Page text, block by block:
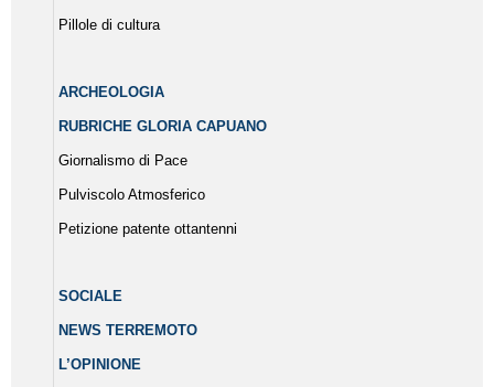
Pillole di cultura
ARCHEOLOGIA
RUBRICHE GLORIA CAPUANO
Giornalismo di Pace
Pulviscolo Atmosferico
Petizione patente ottantenni
SOCIALE
NEWS TERREMOTO
L’OPINIONE